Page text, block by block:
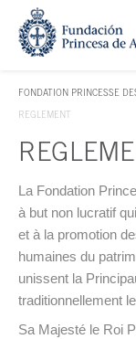
Aller menu principal.
FONDATION PRINCESSE
CLÉ D'ACCÈS 1
REGLEMENT
Contenu principal
La Fondation
à but non lucratif
et à la promotion
humaines du
unissent la
traditionnellement
Sa Majesté le Roi